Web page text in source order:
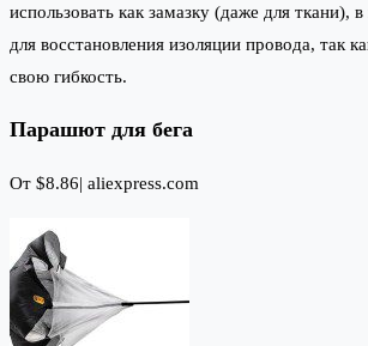
использовать как замазку (даже для ткани), в
для восстановления изоляции провода, так
свою гибкость.
Парашют для бега
От $8.86| aliexpress.com